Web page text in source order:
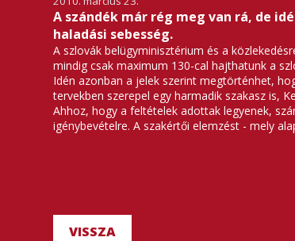
A szándék már rég meg van rá, de
haladási sebesség.
A szlovák belügyminisztérium és a
mindig csak maximum 130-cal hajthatunk a
Idén azonban a jelek szerint megtörténhet,
tervekben szerepel egy harmadik szakasz is,
Ahhoz, hogy a feltételek adottak legyenek,
igénybevételre. A szakértői elemzést - mely
VISSZA